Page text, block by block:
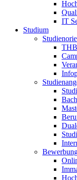
IT
Studium